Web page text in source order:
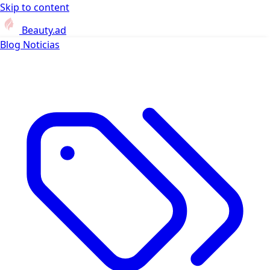
Skip to content
Beauty.ad
Blog Noticias